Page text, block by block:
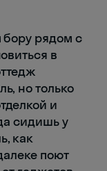
бору рядом с
в
но только
и
сидишь у
как
поют